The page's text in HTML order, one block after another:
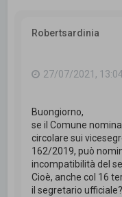
Robertsardinia
27/07/2021, 13:04
Buongiorno,
se il Comune
circolare sui
162/2019, può
incompatibilità del
Cioè, anche col 16
il segretario